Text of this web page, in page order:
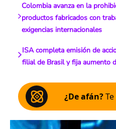
Colombia avanza en la
productos fabricados con
exigencias internacionales
ISA completa emisión de
filial de Brasil y fija aumento
¿De afán?